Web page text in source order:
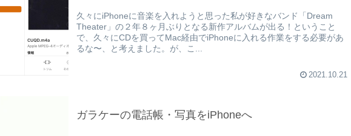
久々にiPhoneに音楽を入れようと思った私が好きなバンド「Dream
Theater」の２年８ヶ月ぶりとなる新作アルバムが出る！ということ
で、久々にCDを買ってMac経由でiPhoneに入れる作業をする必要があ
るな〜、と考えました。が、こ...
2021.10.21
ガラケーの電話帳・写真をiPhoneへ